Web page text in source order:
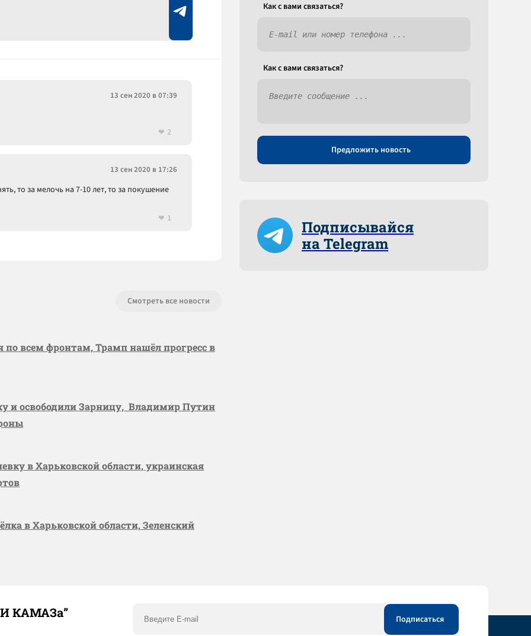
13 сен 2020 в 07:39
2
13 сен 2020 в 17:26
то за мелочь на 7-10 лет, то за покушение
1
Смотреть все новости
по всем фронтам, Трамп нашёл прогресс в
и освободили Зарницу, Владимир Путин
в Харьковской области, украинская
в Харьковской области, Зеленский
Как c вами связаться?
Как c вами связаться?
Предложить новость
Подписывайся
на Telegram
КАМАЗа”